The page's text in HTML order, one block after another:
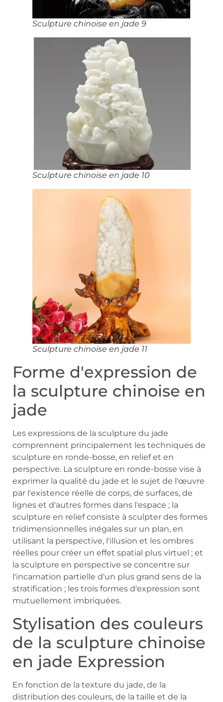
Sculpture chinoise en jade 9
Sculpture chinoise en jade 10
Sculpture chinoise en jade 11
Forme d'expression de
la sculpture chinoise en
jade
Les expressions de la sculpture du jade
comprennent principalement les techniques de
sculpture en ronde-bosse, en relief et en
perspective. La sculpture en ronde-bosse vise à
exprimer la qualité du jade et le sujet de l'œuvre
par l'existence réelle de corps, de surfaces, de
lignes et d'autres formes dans l'espace ; la
sculpture en relief consiste à sculpter des formes
tridimensionnelles inégales sur un plan, en
utilisant la perspective, l'illusion et les ombres
réelles pour créer un effet spatial plus virtuel ; et
la sculpture en perspective se concentre sur
l'incarnation partielle d'un plus grand sens de la
stratification ; les trois formes d'expression sont
mutuellement imbriquées.
Stylisation des couleurs
de la sculpture chinoise
en jade Expression
En fonction de la texture du jade, de la
distribution des couleurs, de la taille et de la